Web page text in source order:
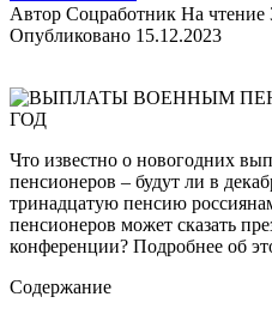
Автор Соцработник На чтение
Опубликовано 15.12.2023
Что известно о новогодних
пенсионеров – будут ли в
тринадцатую пенсию
пенсионеров может сказать
конференции? Подробнее об
Содержание